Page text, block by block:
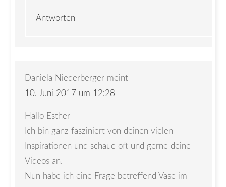
Antworten
Daniela Niederberger meint
10. Juni 2017 um 12:28
Hallo Esther
Ich bin ganz fasziniert von deinen vielen
Inspirationen und schaue oft und gerne deine
Videos an.
Nun habe ich eine Frage betreffend Vase im